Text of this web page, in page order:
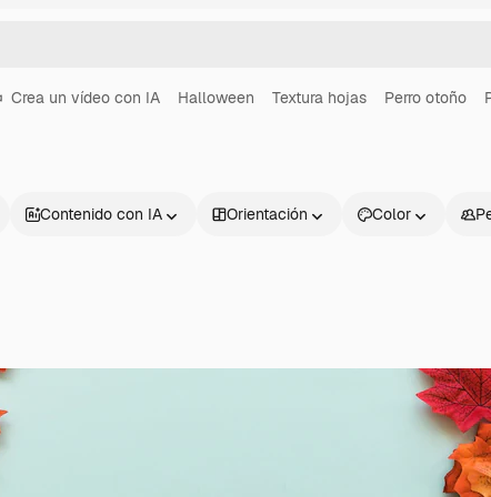
Crea un vídeo con IA Halloween Textura hojas Perro otoño
Contenido con IA Orientación Color
Información